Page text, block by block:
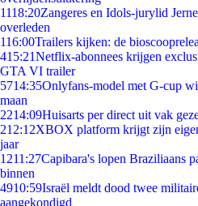
1118:20Zangeres en Idols-jurylid
overleden
116:00Trailers kijken: de
415:21Netflix-abonnees krijgen
GTA VI trailer
5714:35Onlyfans-model met G-cup
maan
2214:09Huisarts per direct uit vak
212:12XBOX platform krijgt zijn
jaar
1211:27Capibara's lopen Braziliaans
binnen
4910:59Israël meldt dood twee
aangekondigd